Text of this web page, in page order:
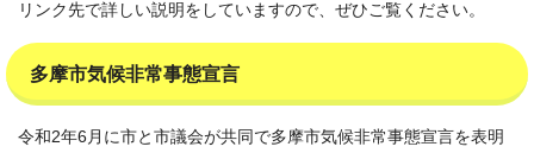
リンク先で詳しい説明をしていますので、ぜひご覧ください。
多摩市気候非常事態宣言
令和2年6月に市と市議会が共同で多摩市気候非常事態宣言を表明